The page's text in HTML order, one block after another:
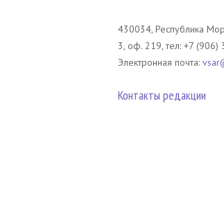
430034, Республика
3, оф. 219, тел: +7
Электронная почта:
Контакты редакции